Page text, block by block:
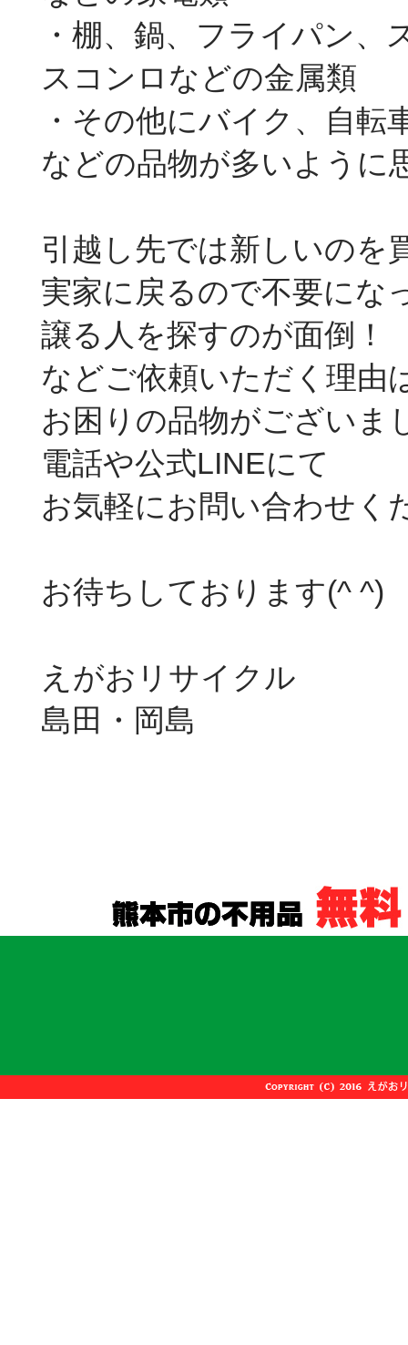
・棚、鍋、フライパン
スコンロなどの金属類
・その他にバイク、自転
などの品物が多いように
引越し先では新しいのを
実家に戻るので不要にな
譲る人を探すのが面倒！
などご依頼いただく理由
お困りの品物がございま
電話や公式LINEにて
お気軽にお問い合わせく
お待ちしております(^ ^)
えがおリサイクル
島田・岡島